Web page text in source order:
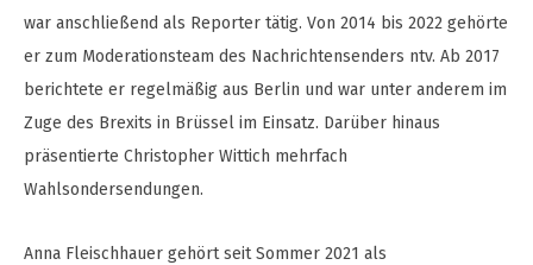
war anschließend als Reporter tätig. Von 2014 bis 2022 gehörte
er zum Moderationsteam des Nachrichtensenders ntv. Ab 2017
berichtete er regelmäßig aus Berlin und war unter anderem im
Zuge des Brexits in Brüssel im Einsatz. Darüber hinaus
präsentierte Christopher Wittich mehrfach
Wahlsondersendungen.
Anna Fleischhauer gehört seit Sommer 2021 als